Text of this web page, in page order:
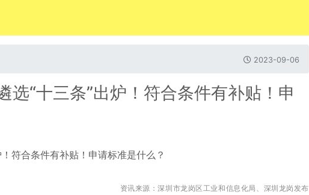
2023-09-06
选“十三条”出炉！符合条件有补贴！申
资讯来源：深圳市龙岗区工业和信息化局、深圳龙岗发布